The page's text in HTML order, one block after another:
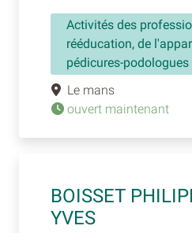
Activités des
rééducation, de
pédicures-podologues
Le mans
ouvert maintenant
BOISSET
YVES